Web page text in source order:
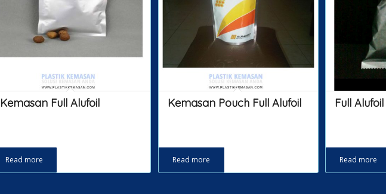
Kemasan Full Alufoil
Read more
Kemasan Pouch Full Alufoil
Read more
Full Alufoil
Read more